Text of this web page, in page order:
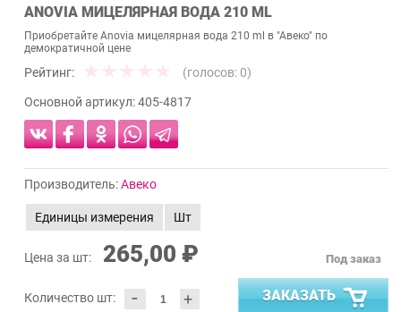
ANOVIA МИЦЕЛЯРНАЯ ВОДА 210 ML
Приобретайте Anovia мицелярная вода 210 ml в "Авеко" по
демократичной цене
Рейтинг: (голосов: 0)
Основной артикул:405-4817
Производитель:Авеко
Единицы измерения Шт
Цена за шт: 265,00 ₽
Количество шт: - +
Под заказ
ЗАКАЗАТЬ